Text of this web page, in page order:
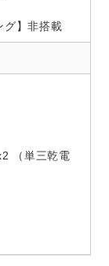
グ】非搭載
（単三乾電